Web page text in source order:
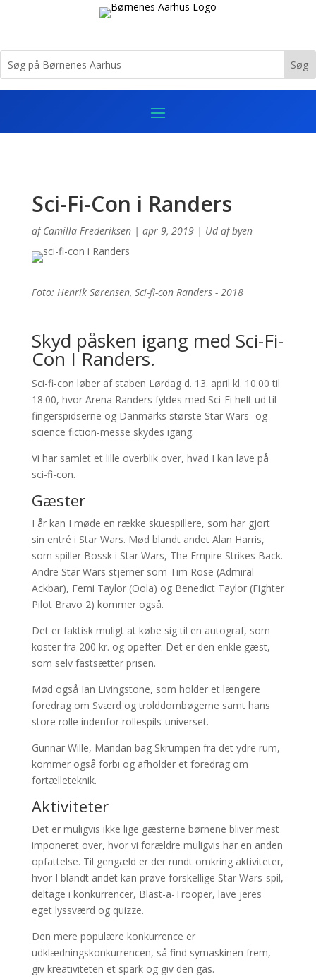
Sci-Fi-Con i Randers
afCamilla Frederiksen| apr 9, 2019| Ud af byen
Foto: Henrik Sørensen, Sci-fi-con Randers - 2018
Skyd påsken igang med Sci-Fi-
Con I Randers.
Sci-fi-con løber af staben Lørdag d. 13. april kl. 10.00 til
18.00, hvor Arena Randers fyldes med Sci-Fi helt ud til
fingerspidserne og Danmarks største Star Wars- og
science fiction-messe skydes igang.
Vi har samlet et lille overblik over, hvad I kan lave på
sci-fi-con.
Gæster
I år kan I møde en række skuespillere, som har gjort
sin entré i Star Wars. Mød blandt andet Alan Harris,
som spiller Bossk i Star Wars, The Empire Strikes Back.
Andre Star Wars stjerner som Tim Rose (Admiral
Ackbar), Femi Taylor (Oola) og Benedict Taylor (Fighter
Pilot Bravo 2) kommer også.
Det er faktisk muligt at købe sig til en autograf, som
koster fra 200 kr. og opefter. Det er den enkle gæst,
som selv fastsætter prisen.
Mød også Ian Livingstone, som holder et længere
foredrag om Sværd og trolddombøgerne samt hans
store rolle indenfor rollespils-universet.
Gunnar Wille, Mandan bag Skrumpen fra det ydre rum,
kommer også forbi og afholder et foredrag om
fortælleteknik.
Aktiviteter
Det er muligvis ikke lige gæsterne børnene bliver mest
imponeret over, hvor vi forældre muligvis har en anden
opfattelse. Til gengæld er der rundt omkring aktiviteter,
hvor I blandt andet kan prøve forskellige Star Wars-spil,
deltage i konkurrencer, Blast-a-Trooper, lave jeres
eget lyssværd og quizze.
Den mere populære konkurrence er
udklædningskonkurrencen, så find symaskinen frem,
giv kreativiteten et spark og giv den gas.